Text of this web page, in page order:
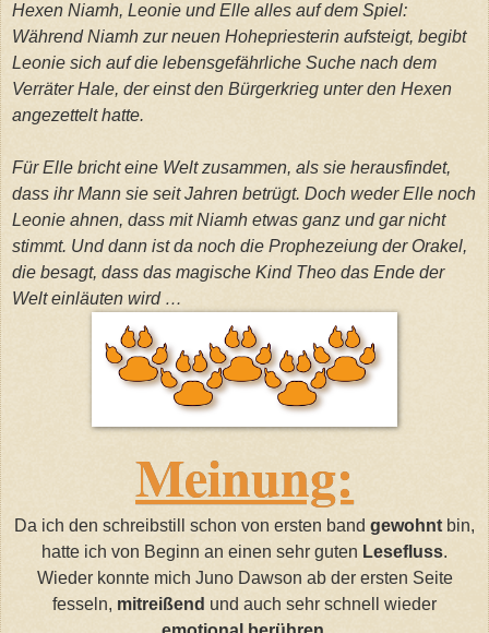
Hexen Niamh, Leonie und Elle alles auf dem Spiel:
Während Niamh zur neuen Hohepriesterin aufsteigt, begibt
Leonie sich auf die lebensgefährliche Suche nach dem
Verräter Hale, der einst den Bürgerkrieg unter den Hexen
angezettelt hatte.
Für Elle bricht eine Welt zusammen, als sie herausfindet,
dass ihr Mann sie seit Jahren betrügt. Doch weder Elle noch
Leonie ahnen, dass mit Niamh etwas ganz und gar nicht
stimmt. Und dann ist da noch die Prophezeiung der Orakel,
die besagt, dass das magische Kind Theo das Ende der
Welt einläuten wird …
Meinung:
Da ich den schreibstill schon von ersten band gewohnt bin,
hatte ich von Beginn an einen sehr guten Lesefluss.
Wieder konnte mich Juno Dawson ab der ersten Seite
fesseln, mitreißend und auch sehr schnell wieder